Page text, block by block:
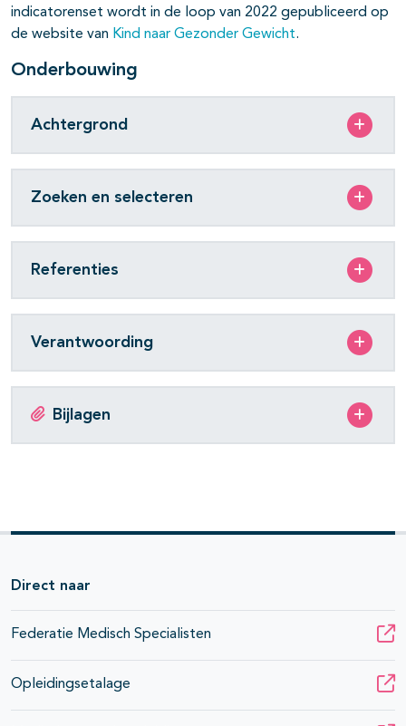
indicatorenset wordt in de loop van 2022 gepubliceerd op
de website van Kind naar Gezonder Gewicht.
Onderbouwing
Achtergrond
Zoeken en selecteren
Referenties
Verantwoording
Bijlagen
Direct naar
Federatie Medisch Specialisten
Opleidingsetalage